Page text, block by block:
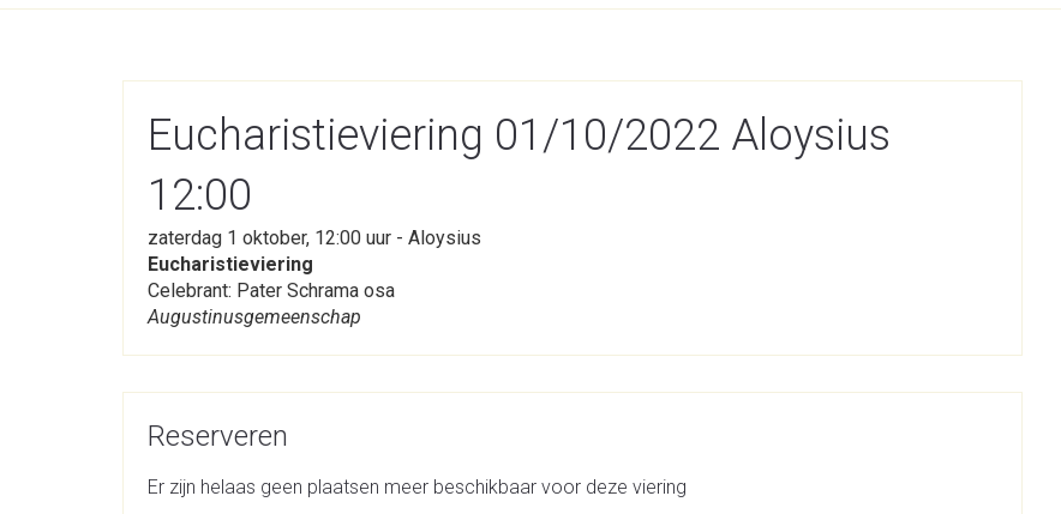
Eucharistieviering 01/10/2022 Aloysius
12:00
zaterdag 1 oktober, 12:00 uur - Aloysius
Eucharistieviering
Celebrant: Pater Schrama osa
Augustinusgemeenschap
Reserveren
Er zijn helaas geen plaatsen meer beschikbaar voor deze viering